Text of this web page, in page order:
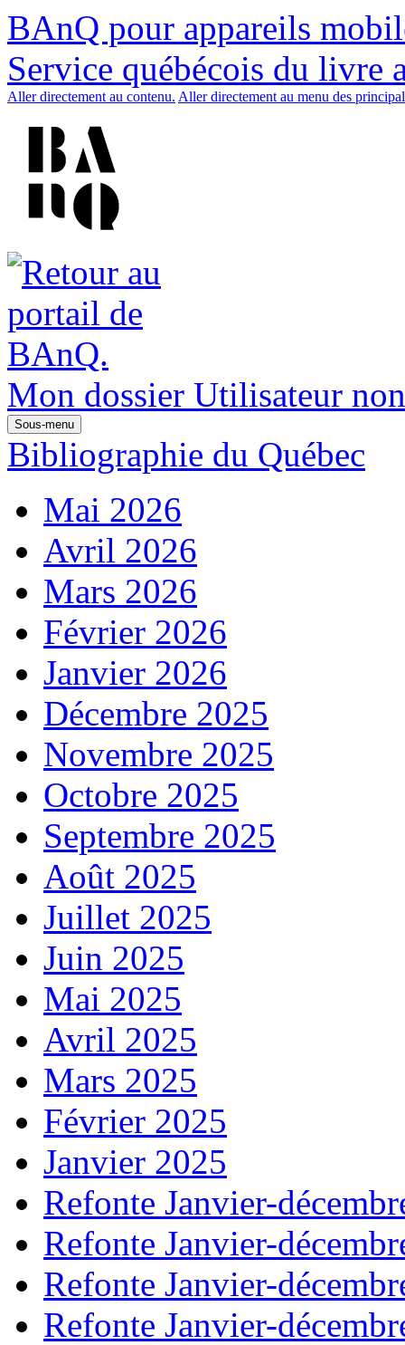
BAnQ pour appareils
Service québécois du livre
Aller directement au contenu. Aller directement au menu des
Mon dossier Utilisateur
Sous-menu
Bibliographie du Québec
Mai 2026
Avril 2026
Mars 2026
Février 2026
Janvier 2026
Décembre 2025
Novembre 2025
Octobre 2025
Septembre 2025
Août 2025
Juillet 2025
Juin 2025
Mai 2025
Avril 2025
Mars 2025
Février 2025
Janvier 2025
Refonte Janvier-
Refonte Janvier-
Refonte Janvier-
Refonte Janvier-